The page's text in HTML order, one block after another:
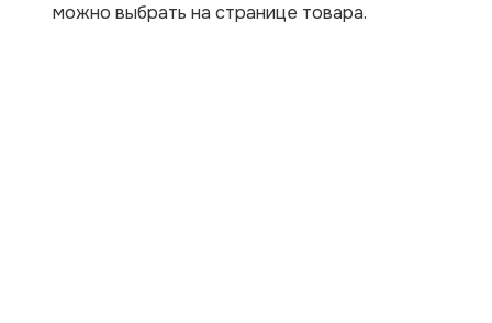
можно выбрать на странице товара.